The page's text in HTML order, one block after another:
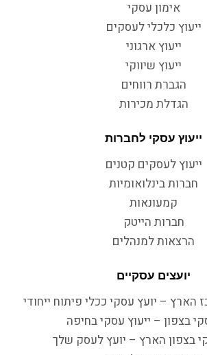
אימון עסקי
ייעוץ כלכלי לעסקים
ייעוץ ארגוני
ייעוץ שיווקי
הגברת רווחים
הגדלת מכירות
ייעוץ עסקי לחברות
ייעוץ לעסקים קטנים
חברות בינלואומיות
קמעונאות
חברות הייטק
הרצאות למנהלים
יועצים עסקיים
הארץ – יועץ עסקי ככלי פיתוח ייחודי
בצפון – ייעוץ עסקי בחיפה
בצפון הארץ – יועץ לעסק שלך